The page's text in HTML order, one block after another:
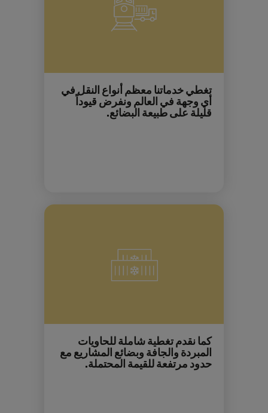
تغطي خدماتنا معظم أنواع النقل في
أي وجهة في العالم ونفرض قيوداً
قليلة على طبيعة البضائع.
كما نقدم تغطية شاملة للحاويات
المبردة والجافة وبضائع المشاريع مع
حدود مرتفعة للقيمة المحتملة.